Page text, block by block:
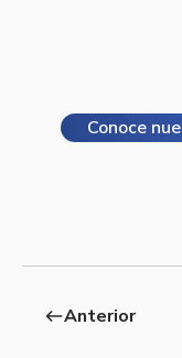
Conoce
westAnterior